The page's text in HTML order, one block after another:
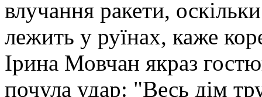
влучання ракети,
лежить у руїнах, каже
Ірина Мовчан якраз
почула удар: "Весь дім